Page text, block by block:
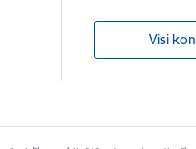
Visi